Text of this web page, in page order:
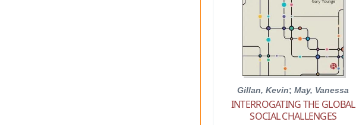
Gillan, Kevin;May, Vanessa
INTERROGATING THE GLOBAL
SOCIAL CHALLENGES